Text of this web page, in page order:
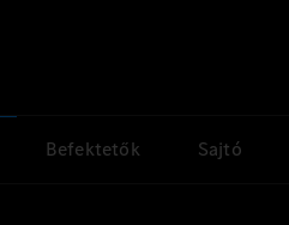
Befektetők Sajtó